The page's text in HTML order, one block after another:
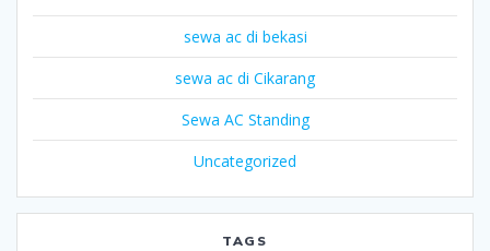
sewa ac di bekasi
sewa ac di Cikarang
Sewa AC Standing
Uncategorized
TAGS